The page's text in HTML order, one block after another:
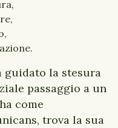
guidato la stesura
passaggio a un
come
trova la sua